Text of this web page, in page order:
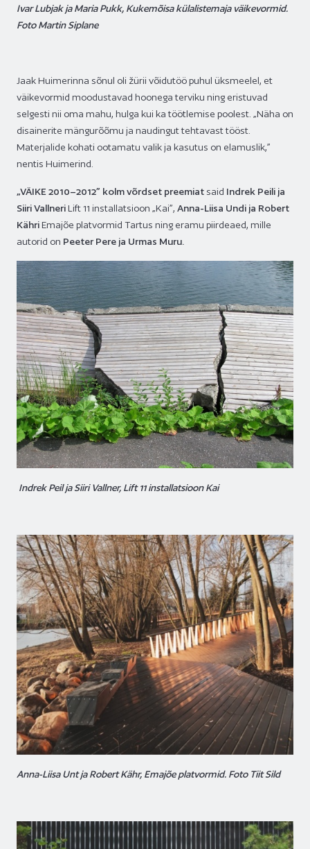
Ivar Lubjak ja Maria Pukk, Kukemõisa külalistemaja väikevormid.
Foto Martin Siplane
Jaak Huimerinna sõnul oli žürii võidutöö puhul üksmeelel, et
väikevormid moodustavad hoonega terviku ning eristuvad
selgesti nii oma mahu, hulga kui ka töötlemise poolest. „Näha on
disainerite mängurõõmu ja naudingut tehtavast tööst.
Materjalide kohati ootamatu valik ja kasutus on elamuslik,”
nentis Huimerind.
„VÄIKE 2010–2012” kolm võrdset preemiat said Indrek Peili ja
Siiri VallneriLift 11 installatsioon „Kai”, Anna-Liisa Undi ja Robert
KähriEmajõe platvormid Tartus ning eramu piirdeaed, mille
autorid on Peeter Pere ja Urmas Muru.
Indrek Peil ja Siiri Vallner, Lift 11 installatsioon Kai
Anna-Liisa Unt ja Robert Kähr, Emajõe platvormid. Foto Tiit Sild